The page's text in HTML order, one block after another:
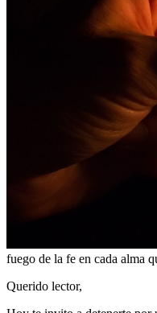
fuego de la fe en cada alma
Querido lector,